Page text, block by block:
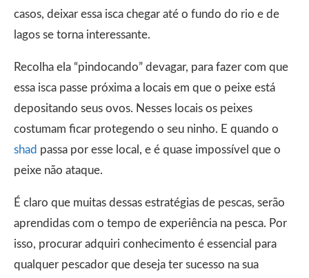
casos, deixar essa isca chegar até o fundo do rio e de
lagos se torna interessante.
Recolha ela “pindocando” devagar, para fazer com que
essa isca passe próxima a locais em que o peixe está
depositando seus ovos. Nesses locais os peixes
costumam ficar protegendo o seu ninho. E quando o
shad passa por esse local, e é quase impossível que o
peixe não ataque.
É claro que muitas dessas estratégias de pescas, serão
aprendidas com o tempo de experiência na pesca. Por
isso, procurar adquiri conhecimento é essencial para
qualquer pescador que deseja ter sucesso na sua